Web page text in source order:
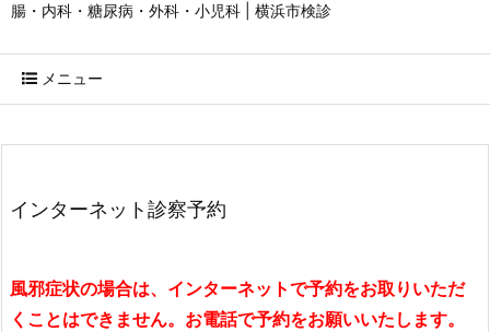
腸・内科・糖尿病・外科・小児科 | 横浜市検診
メニュー
インターネット診察予約
風邪症状の場合は、インターネットで予約をお取りいただ
くことはできません。お電話で予約をお願いいたします。